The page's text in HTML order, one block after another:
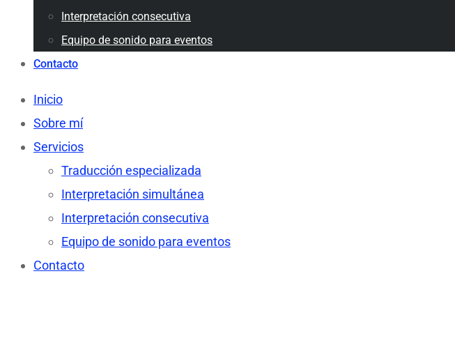
Interpretación consecutiva
Equipo de sonido para eventos
Contacto
Inicio
Sobre mí
Servicios
Traducción especializada
Interpretación simultánea
Interpretación consecutiva
Equipo de sonido para eventos
Contacto